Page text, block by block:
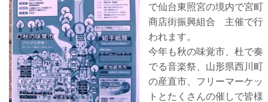
で仙台東照宮の境内で宮町
商店街振興組合 主催で行
われます。
今年も秋の味覚市、杜で奏
でる音楽祭、山形県西川町
の産直市、フリーマーケッ
トとたくさんの催しで皆様